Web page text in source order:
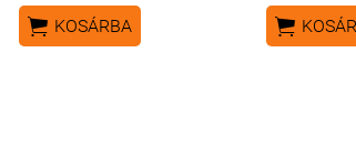
 KOSÁRBA 